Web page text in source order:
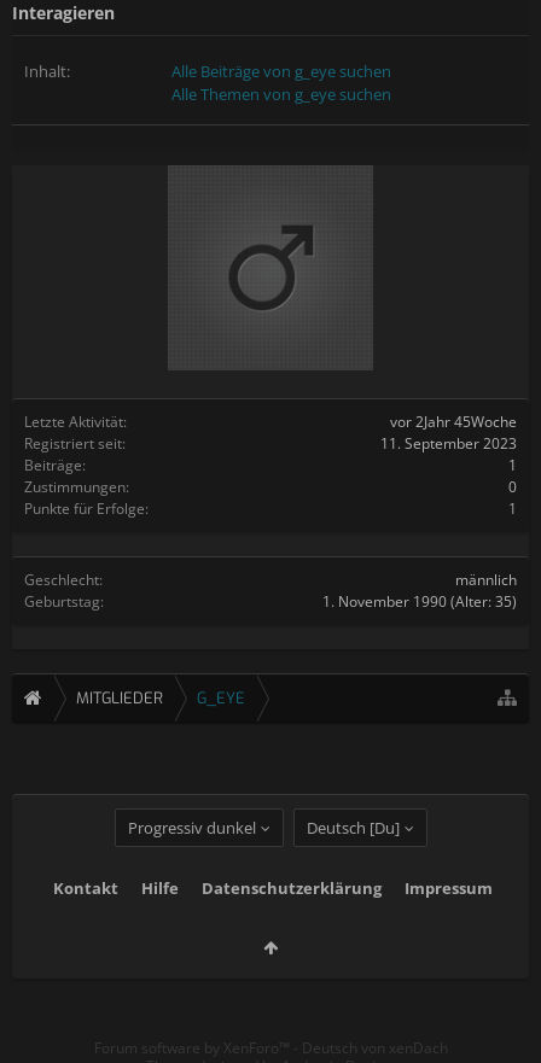
Letzte Aktivität:
vor 2Jahr 45Woche
Registriert seit:
11. September 2023
Beiträge:
1
Zustimmungen:
0
Punkte für Erfolge:
1
Geschlecht:
männlich
Geburtstag:
1. November 1990(Alter: 35)
Interagieren
Inhalt:
Alle Beiträge von g_eye suchen
Alle Themen von g_eye suchen
MITGLIEDER G_EYE
Progressiv dunkel Deutsch [Du]
Kontakt Hilfe Datenschutzerklärung Impressum
Forum software by XenForo™ - Deutsch von xenDach